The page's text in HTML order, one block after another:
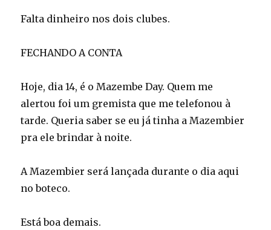
Falta dinheiro nos dois clubes.
FECHANDO A CONTA
Hoje, dia 14, é o Mazembe Day. Quem me
alertou foi um gremista que me telefonou à
tarde. Queria saber se eu já tinha a Mazembier
pra ele brindar à noite.
A Mazembier será lançada durante o dia aqui
no boteco.
Está boa demais.